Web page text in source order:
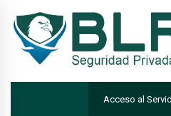
Acceso al